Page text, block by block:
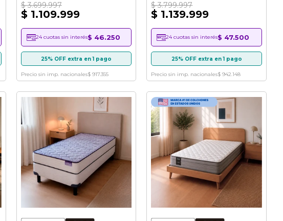
$ 3.699.997
$ 1.109.999
24 cuotas sin interés$ 46.250
25% OFF extra en 1 pago
Precio sin imp. nacionales$ 917.355
$ 3.799.997
$ 1.139.999
24 cuotas sin interés$ 47.500
25% OFF extra en 1 pago
Precio sin imp. nacionales$ 942.148